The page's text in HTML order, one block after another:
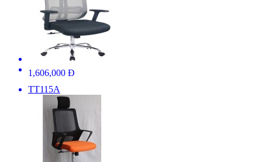
1,606,000 Đ
TT115A